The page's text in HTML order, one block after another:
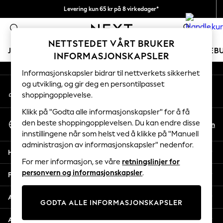
Levering kun 65 kr på 8 virkedager*
Vi betaler alle tollavgifter 0
JENTER GUTTER BABY KVINNER MENN
GIRLS
New In
50 - 92cm
98 - 110cm
116 - 134cm
140 - 174cm
Trending: Top & Short Sets
Trending: Clogs
Toy Story
THE SET
Coats & Jackets
Sweatshirts & Hoodies
An error occurred on client
Våre sosiale nettverk
Min konto
Logg inn på kontoen din
Velg Språk
Norsk
No En
Hjelp
Personvern & Juridisk
Avdelinger
Andre tjenester
NETTSTEDET VÅRT BRUKER
INFORMASJONSKAPSLER
Informasjonskapsler bidrar til nettverkets sikkerhet
og utvikling, og gir deg en persontilpasset
shoppingopplevelse.
Klikk på "Godta alle informasjonskapsler" for å få
den beste shoppingopplevelsen. Du kan endre disse
innstillingene når som helst ved å klikke på "Manuell
administrasjon av informasjonskapsler" nedenfor.
For mer informasjon, se våre retningslinjer for
personvern og informasjonskapsler.
GODTA ALLE INFORMASJONSKAPSLER